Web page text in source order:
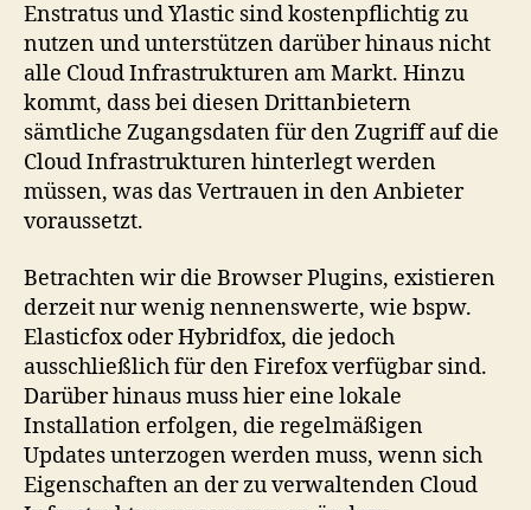
Enstratus und Ylastic sind kostenpflichtig zu
nutzen und unterstützen darüber hinaus nicht
alle Cloud Infrastrukturen am Markt. Hinzu
kommt, dass bei diesen Drittanbietern
sämtliche Zugangsdaten für den Zugriff auf die
Cloud Infrastrukturen hinterlegt werden
müssen, was das Vertrauen in den Anbieter
voraussetzt.
Betrachten wir die Browser Plugins, existieren
derzeit nur wenig nennenswerte, wie bspw.
Elasticfox oder Hybridfox, die jedoch
ausschließlich für den Firefox verfügbar sind.
Darüber hinaus muss hier eine lokale
Installation erfolgen, die regelmäßigen
Updates unterzogen werden muss, wenn sich
Eigenschaften an der zu verwaltenden Cloud